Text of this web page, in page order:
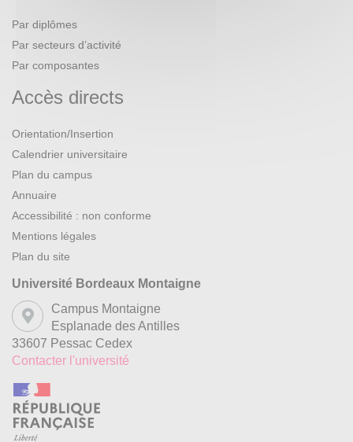
Par diplômes
Par secteurs d’activité
Par composantes
Accès directs
Orientation/Insertion
Calendrier universitaire
Plan du campus
Annuaire
Accessibilité : non conforme
Mentions légales
Plan du site
Université Bordeaux Montaigne
Campus Montaigne
Esplanade des Antilles
33607 Pessac Cedex
Contacter l'université